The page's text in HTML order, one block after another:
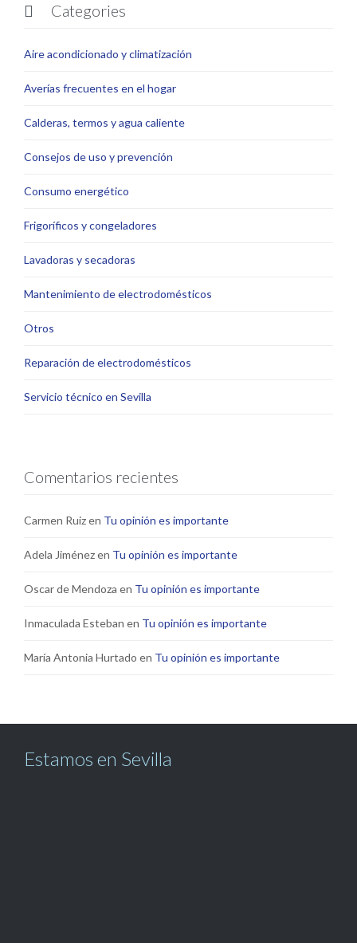
 Categories
Aire acondicionado y climatización
Averías frecuentes en el hogar
Calderas, termos y agua caliente
Consejos de uso y prevención
Consumo energético
Frigoríficos y congeladores
Lavadoras y secadoras
Mantenimiento de electrodomésticos
Otros
Reparación de electrodomésticos
Servicio técnico en Sevilla
Comentarios recientes
Carmen Ruizen Tu opinión es importante
Adela Jiménezen Tu opinión es importante
Oscar de Mendoza en Tu opinión es importante
Inmaculada Esteban en Tu opinión es importante
María Antonia Hurtado en Tu opinión es importante
Estamos en Sevilla